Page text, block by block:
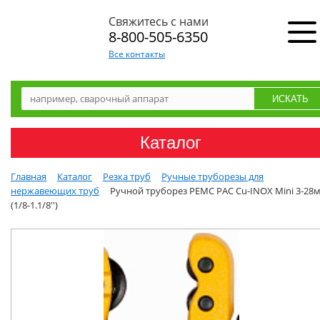
Свяжитесь с нами
8-800-505-6350
Все контакты
Каталог
Главная Каталог Резка труб
Ручные труборезы для
нержавеющих труб
Ручной труборез РЕМС РАС Cu-INOX Mini 3-
(1/8-1.1/8'')